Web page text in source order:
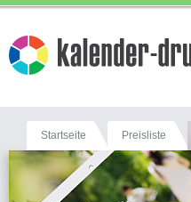
Startseite Preisliste